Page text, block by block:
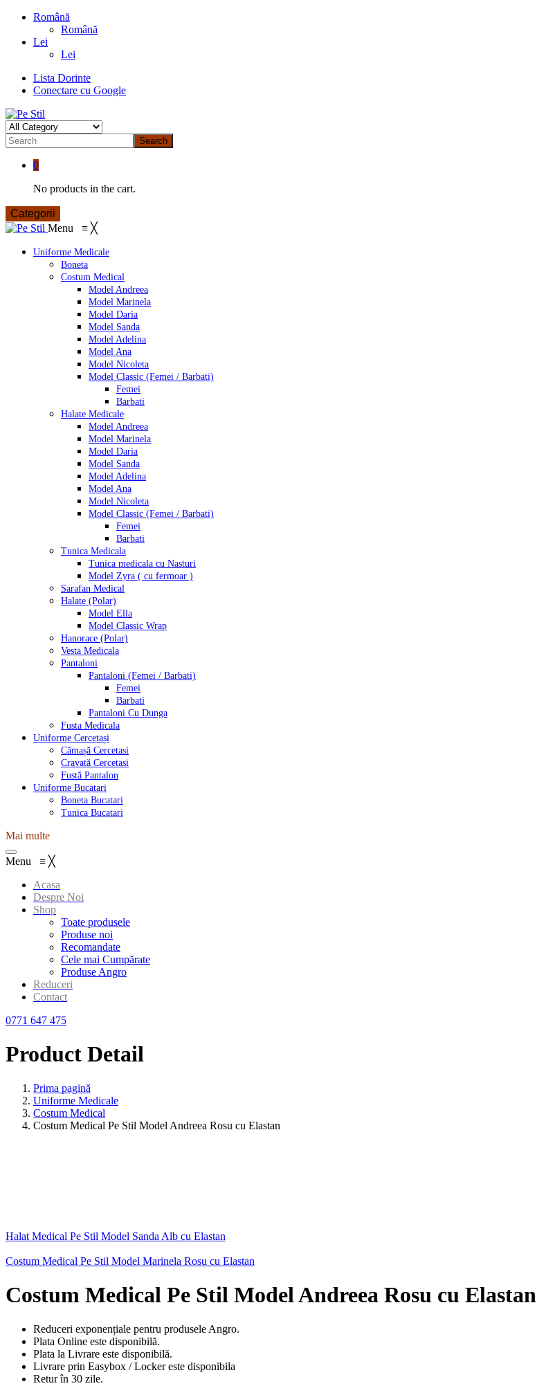
Română
Română
Lei
Lei
Lista Dorinte
Conectare cu Google
Search
0
No products in the cart.
Categorii
Menu ≡ ╳
Uniforme Medicale
Boneta
Costum Medical
Model Andreea
Model Marinela
Model Daria
Model Sanda
Model Adelina
Model Ana
Model Nicoleta
Model Classic (Femei / Barbati)
Femei
Barbati
Halate Medicale
Model Andreea
Model Marinela
Model Daria
Model Sanda
Model Adelina
Model Ana
Model Nicoleta
Model Classic (Femei / Barbati)
Femei
Barbati
Tunica Medicala
Tunica medicala cu Nasturi
Model Zyra ( cu fermoar )
Sarafan Medical
Halate (Polar)
Model Ella
Model Classic Wrap
Hanorace (Polar)
Vesta Medicala
Pantaloni
Pantaloni (Femei / Barbati)
Femei
Barbati
Pantaloni Cu Dunga
Fusta Medicala
Uniforme Cercetași
Cămașă Cercetasi
Cravată Cercetasi
Fustă Pantalon
Uniforme Bucatari
Boneta Bucatari
Tunica Bucatari
Mai multe
Menu ≡ ╳
Acasa
Despre Noi
Shop
Toate produsele
Produse noi
Recomandate
Cele mai Cumpărate
Produse Angro
Reduceri
Contact
0771 647 475
Product Detail
Prima pagină
Uniforme Medicale
Costum Medical
Costum Medical Pe Stil Model Andreea Rosu cu Elastan
Halat Medical Pe Stil Model Sanda Alb cu Elastan
Costum Medical Pe Stil Model Marinela Rosu cu Elastan
Costum Medical Pe Stil Model Andreea Rosu cu Elastan
Reduceri exponențiale pentru produsele Angro.
Plata Online este disponibilă.
Plata la Livrare este disponibilă.
Livrare prin Easybox / Locker este disponibila
Retur în 30 zile.